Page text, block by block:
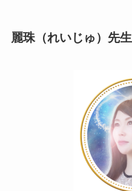
麗珠（れいじゅ）先生